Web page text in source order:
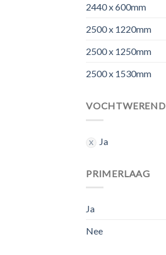
2440 x 600mm
2500 x 1220mm
2500 x 1250mm
2500 x 1530mm
VOCHTWEREND
Ja
PRIMERLAAG
Ja
Nee